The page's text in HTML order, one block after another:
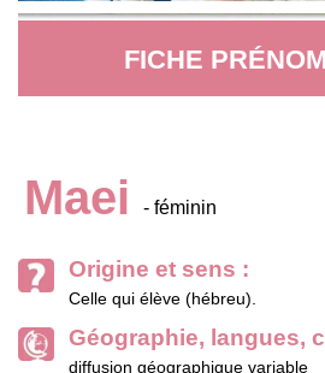
FICHE
Maei - féminin
Origine et sens :
Celle qui élève (hébreu).
Géographie, langues,
diffusion géographique variable